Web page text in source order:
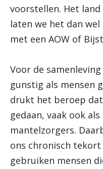
voorstellen. Het
laten we het dan
met een AOW of
Voor de
gunstig als mensen
drukt het beroep
gedaan, vaak ook
mantelzorgers.
ons chronisch
gebruiken mensen